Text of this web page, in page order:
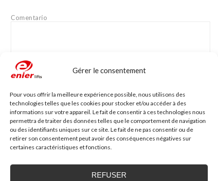
Gérer le consentement
Pour vous offrir la meilleure expérience possible, nous utilisons des
technologies telles que les cookies pour stocker et/ou accéder à des
informations sur votre appareil. Le fait de consentir à ces technologies nous
permettra de traiter des données telles que le comportement de navigation
ou des identifiants uniques sur ce site. Le fait de ne pas consentir ou de
retirer son consentement peut avoir des conséquences négatives sur
certaines caractéristiques et fonctions.
REFUSER
Comentario
Site web